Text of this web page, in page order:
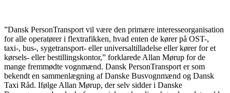
”Dansk PersonTransport vil være den primære interesseorganisation
for alle operatører i flextrafikken, hvad enten de kører på OST-,
taxi-, bus-, sygetransport- eller universaltilladelse eller kører for et
kørsels- eller bestillingskontor,” forklarede Allan Mørup for de
mange fremmødte vognmænd. Dansk PersonTransport er som
bekendt en sammenlægning af Danske Busvognmænd og Dansk
Taxi Råd. Ifølge Allan Mørup, der selv sidder i Danske